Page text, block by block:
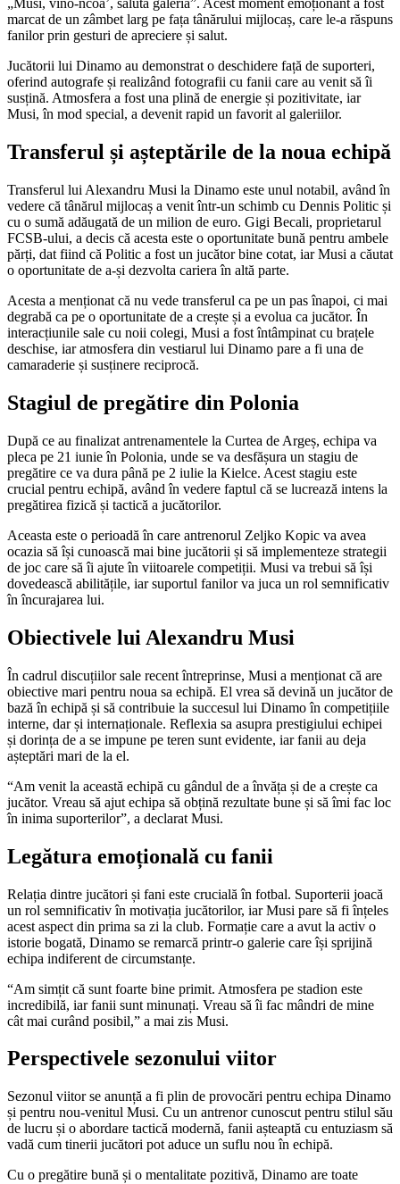
„Musi, vino-ncoa’, salută galeria”. Acest moment emoționant a fost
marcat de un zâmbet larg pe fața tânărului mijlocaș, care le-a răspuns
fanilor prin gesturi de apreciere și salut.
Jucătorii lui Dinamo au demonstrat o deschidere față de suporteri,
oferind autografe și realizând fotografii cu fanii care au venit să îi
susțină. Atmosfera a fost una plină de energie și pozitivitate, iar
Musi, în mod special, a devenit rapid un favorit al galeriilor.
Transferul și așteptările de la noua echipă
Transferul lui Alexandru Musi la Dinamo este unul notabil, având în
vedere că tânărul mijlocaș a venit într-un schimb cu Dennis Politic și
cu o sumă adăugată de un milion de euro. Gigi Becali, proprietarul
FCSB-ului, a decis că acesta este o oportunitate bună pentru ambele
părți, dat fiind că Politic a fost un jucător bine cotat, iar Musi a căutat
o oportunitate de a-și dezvolta cariera în altă parte.
Acesta a menționat că nu vede transferul ca pe un pas înapoi, ci mai
degrabă ca pe o oportunitate de a crește și a evolua ca jucător. În
interacțiunile sale cu noii colegi, Musi a fost întâmpinat cu brațele
deschise, iar atmosfera din vestiarul lui Dinamo pare a fi una de
camaraderie și susținere reciprocă.
Stagiul de pregătire din Polonia
După ce au finalizat antrenamentele la Curtea de Argeș, echipa va
pleca pe 21 iunie în Polonia, unde se va desfășura un stagiu de
pregătire ce va dura până pe 2 iulie la Kielce. Acest stagiu este
crucial pentru echipă, având în vedere faptul că se lucrează intens la
pregătirea fizică și tactică a jucătorilor.
Aceasta este o perioadă în care antrenorul Zeljko Kopic va avea
ocazia să își cunoască mai bine jucătorii și să implementeze strategii
de joc care să îi ajute în viitoarele competiții. Musi va trebui să își
dovedească abilitățile, iar suportul fanilor va juca un rol semnificativ
în încurajarea lui.
Obiectivele lui Alexandru Musi
În cadrul discuțiilor sale recent întreprinse, Musi a menționat că are
obiective mari pentru noua sa echipă. El vrea să devină un jucător de
bază în echipă și să contribuie la succesul lui Dinamo în competițiile
interne, dar și internaționale. Reflexia sa asupra prestigiului echipei
și dorința de a se impune pe teren sunt evidente, iar fanii au deja
așteptări mari de la el.
“Am venit la această echipă cu gândul de a învăța și de a crește ca
jucător. Vreau să ajut echipa să obțină rezultate bune și să îmi fac loc
în inima suporterilor”, a declarat Musi.
Legătura emoțională cu fanii
Relația dintre jucători și fani este crucială în fotbal. Suporterii joacă
un rol semnificativ în motivația jucătorilor, iar Musi pare să fi înțeles
acest aspect din prima sa zi la club. Formație care a avut la activ o
istorie bogată, Dinamo se remarcă printr-o galerie care își sprijină
echipa indiferent de circumstanțe.
“Am simțit că sunt foarte bine primit. Atmosfera pe stadion este
incredibilă, iar fanii sunt minunați. Vreau să îi fac mândri de mine
cât mai curând posibil,” a mai zis Musi.
Perspectivele sezonului viitor
Sezonul viitor se anunță a fi plin de provocări pentru echipa Dinamo
și pentru nou-venitul Musi. Cu un antrenor cunoscut pentru stilul său
de lucru și o abordare tactică modernă, fanii așteaptă cu entuziasm să
vadă cum tinerii jucători pot aduce un suflu nou în echipă.
Cu o pregătire bună și o mentalitate pozitivă, Dinamo are toate